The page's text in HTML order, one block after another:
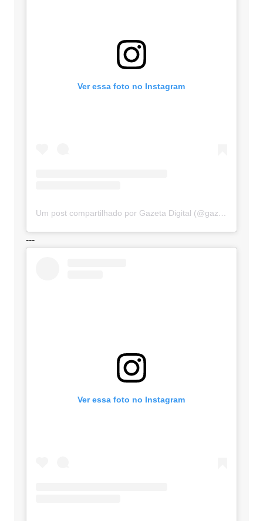
Ver essa foto no Instagram
Um post compartilhado por Gazeta Digital (@gazetadigital)
---
Ver essa foto no Instagram